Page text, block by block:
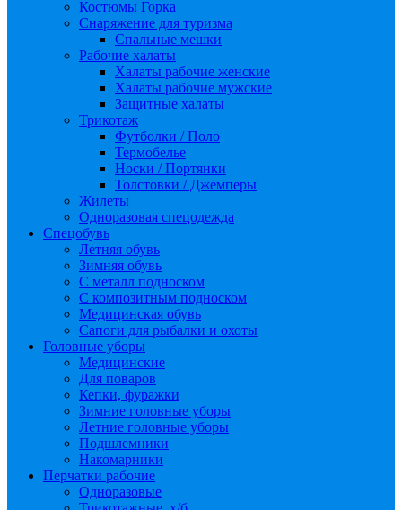
Костюмы Горка
Снаряжение для туризма
Спальные мешки
Рабочие халаты
Халаты рабочие женские
Халаты рабочие мужские
Защитные халаты
Трикотаж
Футболки / Поло
Термобелье
Носки / Портянки
Толстовки / Джемперы
Жилеты
Одноразовая спецодежда
Спецобувь
Летняя обувь
Зимняя обувь
С металл подноском
С композитным подноском
Медицинская обувь
Сапоги для рыбалки и охоты
Головные уборы
Медицинские
Для поваров
Кепки, фуражки
Зимние головные уборы
Летние головные уборы
Подшлемники
Накомарники
Перчатки рабочие
Одноразовые